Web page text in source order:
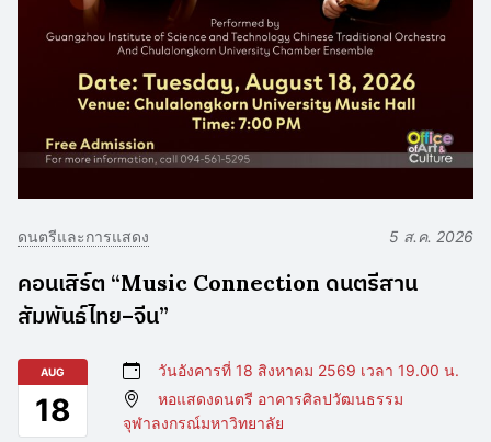
ดนตรีและการแสดง 5 ส.ค. 2026
คอนเสิร์ต “Music Connection ดนตรีสาน
สัมพันธ์ไทย–จีน”
AUG
18
วันอังคารที่ 18 สิงหาคม 2569 เวลา 19.00 น.
หอแสดงดนตรี อาคารศิลปวัฒนธรรม
จุฬาลงกรณ์มหาวิทยาลัย